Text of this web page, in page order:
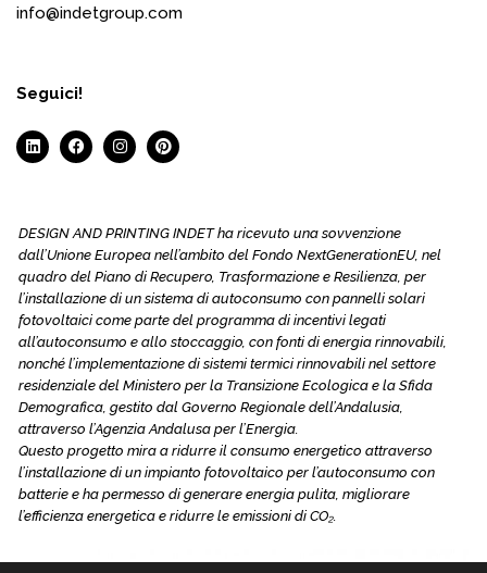
info@indetgroup.com
Seguici!
DESIGN AND PRINTING INDET ha ricevuto una sovvenzione
dall’Unione Europea nell’ambito del Fondo NextGenerationEU, nel
quadro del Piano di Recupero, Trasformazione e Resilienza, per
l’installazione di un sistema di autoconsumo con pannelli solari
fotovoltaici come parte del programma di incentivi legati
all’autoconsumo e allo stoccaggio, con fonti di energia rinnovabili,
nonché l’implementazione di sistemi termici rinnovabili nel settore
residenziale del Ministero per la Transizione Ecologica e la Sfida
Demografica, gestito dal Governo Regionale dell’Andalusia,
attraverso l’Agenzia Andalusa per l’Energia.
Questo progetto mira a ridurre il consumo energetico attraverso
l’installazione di un impianto fotovoltaico per l’autoconsumo con
batterie e ha permesso di generare energia pulita, migliorare
l’efficienza energetica e ridurre le emissioni di CO₂.